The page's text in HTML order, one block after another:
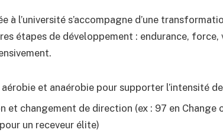
à l’université s’accompagne d’une
étapes de développement : endurance,
et anaérobie pour supporter l’intensité
et changement de direction (ex : 97 en Change
un receveur élite)